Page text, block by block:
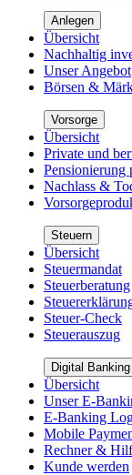
Anlegen
Übersicht
Nachhaltig
Unser Angebot
Börsen &
Vorsorge
Übersicht
Private und
Pensionierung
Nachlass &
Steuern
Übersicht
Steuermandat
Steuerberatung
Steuer-Check
Steuerauszug
Digital Banking
Übersicht
Unser E-
E-Banking
Mobile
Rechner &
Kunde werden